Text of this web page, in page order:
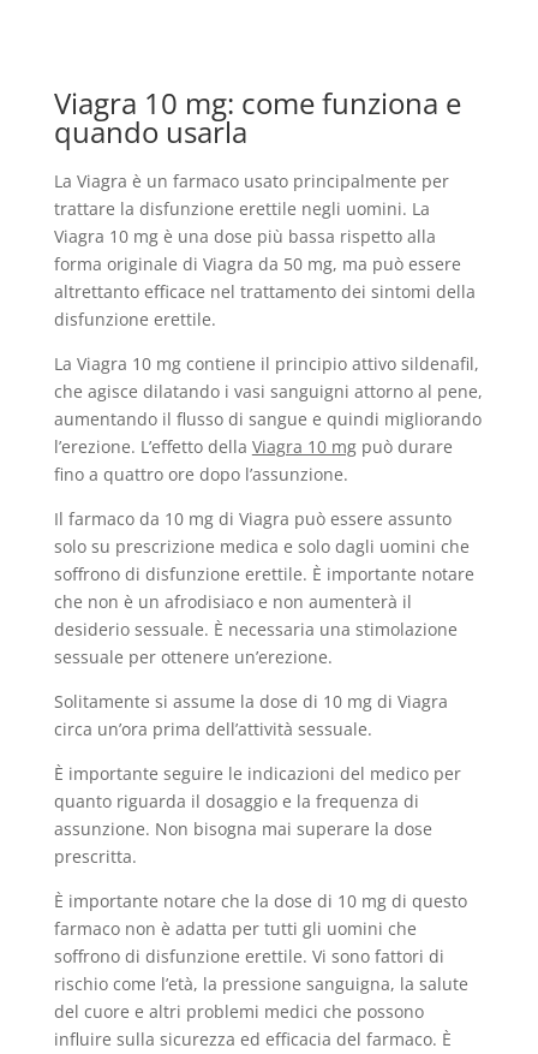
Viagra 10 mg: come funziona e
quando usarla
La Viagra è un farmaco usato principalmente per
trattare la disfunzione erettile negli uomini. La
Viagra 10 mg è una dose più bassa rispetto alla
forma originale di Viagra da 50 mg, ma può essere
altrettanto efficace nel trattamento dei sintomi della
disfunzione erettile.
La Viagra 10 mg contiene il principio attivo sildenafil,
che agisce dilatando i vasi sanguigni attorno al pene,
aumentando il flusso di sangue e quindi migliorando
l’erezione. L’effetto della Viagra 10 mgpuò durare
fino a quattro ore dopo l’assunzione.
Il farmaco da 10 mg di Viagra può essere assunto
solo su prescrizione medica e solo dagli uomini che
soffrono di disfunzione erettile. È importante notare
che non è un afrodisiaco e non aumenterà il
desiderio sessuale. È necessaria una stimolazione
sessuale per ottenere un’erezione.
Solitamente si assume la dose di 10 mg di Viagra
circa un’ora prima dell’attività sessuale.
È importante seguire le indicazioni del medico per
quanto riguarda il dosaggio e la frequenza di
assunzione. Non bisogna mai superare la dose
prescritta.
È importante notare che la dose di 10 mg di questo
farmaco non è adatta per tutti gli uomini che
soffrono di disfunzione erettile. Vi sono fattori di
rischio come l’età, la pressione sanguigna, la salute
del cuore e altri problemi medici che possono
influire sulla sicurezza ed efficacia del farmaco. È